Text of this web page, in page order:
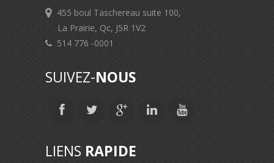
455 boul Taschereau suite 100,
La Prairie, Qc, J5R 1V2
514 776 -0001
SUIVEZ-NOUS
LIENS RAPIDE